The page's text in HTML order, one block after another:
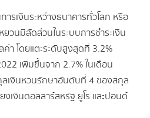
รเงินระหว่างธนาคารทั่วโลก หรือ
ยวนมีสัดส่วนในระบบการชำระเงิน
า โดยแตะระดับสูงสุดที่ 3.2%
เพิ่มขึ้นจาก 2.7% ในเดือน
เงินหวนรักษาอันดับที่ 4 ของสกุล
งเงินดอลลาร์สหรัฐ ยูโร และปอนด์